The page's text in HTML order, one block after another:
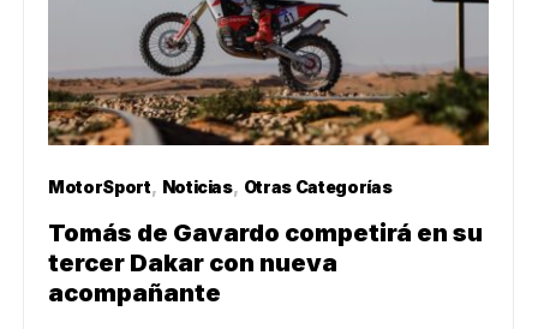
MotorSport Noticias Otras Categorías
Tomás de Gavardo competirá en su
tercer Dakar con nueva
acompañante